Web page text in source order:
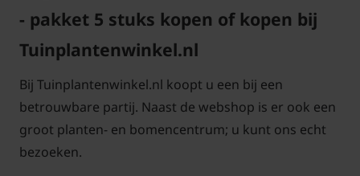
tuinplant winterhard is, raden we een beschutte
standplaats aan.
Lei-Prunus lusitanica 'Angustifolia'
- pakket 5 stuks kopen of kopen bij
Tuinplantenwinkel.nl
Bij Tuinplantenwinkel.nl koopt u een bij een
betrouwbare partij. Naast de webshop is er ook een
groot planten- en bomencentrum; u kunt ons echt
bezoeken.